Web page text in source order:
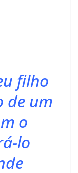
filho
de um
o
lo